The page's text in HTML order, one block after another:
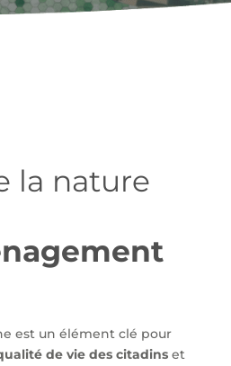
la nature
est un élément clé pour
de vie des citadinset